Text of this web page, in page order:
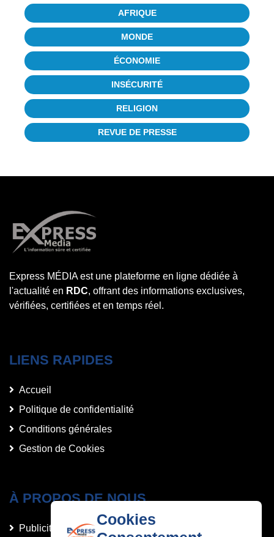
Cookies
AFRIQUE
MONDE
ÉCONOMIE
INSÉCURITÉ
RELIGION
REVUE DE PRESSE
Express MÉDIA est une plateforme en ligne dédiée à
l'actualité en RDC, offrant des informations exclusives,
vérifiées, certifiées et en temps réel.
LIENS RAPIDES
Accueil
Politique de confidentialité
Conditions générales
Gestion de Cookies
À PROPOS DE NOUS
Publicités et Annonces